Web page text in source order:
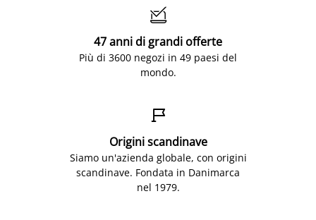

47 anni di grandi offerte
Più di 3600 negozi in 49 paesi del
mondo.

Origini scandinave
Siamo un'azienda globale, con origini
scandinave. Fondata in Danimarca
nel 1979.